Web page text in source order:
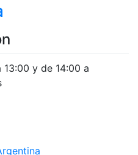
13:00 y de 14:00 a